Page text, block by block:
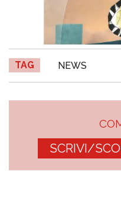
TAG NEWS
SCRIVI/